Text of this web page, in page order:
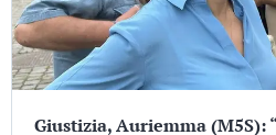
Giustizia, Auriemma (M5S):